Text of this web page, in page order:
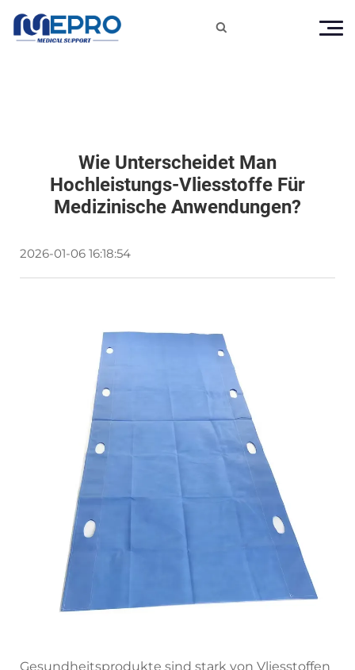

Wie Unterscheidet Man
Hochleistungs-Vliesstoffe Für
Medizinische Anwendungen?
2026-01-06 16:18:54
Gesundheitsprodukte sind stark von Vliesstoffen